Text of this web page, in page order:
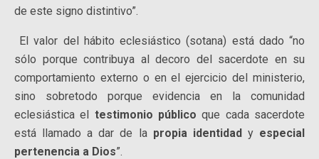
de este signo distintivo”.
El valor del hábito eclesiástico (sotana) está dado “no
sólo porque contribuya al decoro del sacerdote en su
comportamiento externo o en el ejercicio del ministerio,
sino sobretodo porque evidencia en la comunidad
eclesiástica el testimonio público que cada sacerdote
está llamado a dar de la propia identidad y especial
pertenencia a Dios”.